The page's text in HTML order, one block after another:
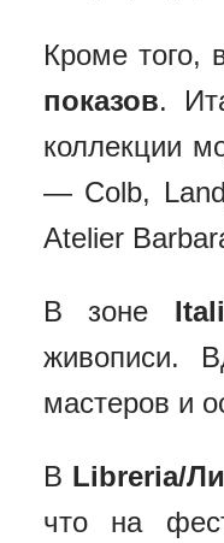
Кроме того,
показов.
коллекции
— Colb,
Atelier
В зоне
живописи.
мастеров и
В Libreria/
что на